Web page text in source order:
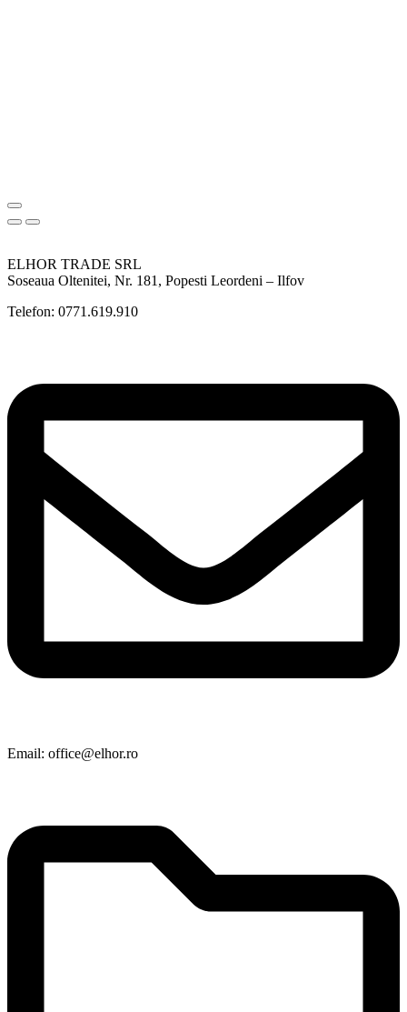
ELHOR TRADE SRL
Soseaua Oltenitei, Nr. 181, Popesti Leordeni – Ilfov
Telefon: 0771.619.910
Email: office@elhor.ro